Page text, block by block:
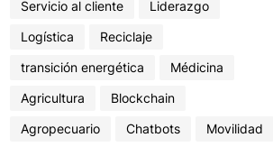
Servicio al cliente
Liderazgo
Logística
Reciclaje
transición energética
Médicina
Agricultura
Blockchain
Agropecuario
Chatbots
Movilidad